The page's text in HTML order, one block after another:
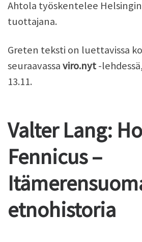
Ahtola työskentelee
tuottajana.
Greten teksti on luettavissa
seuraavassaviro.nyt-
13.11.
Valter Lang:
Fennicus –
etnohistoria